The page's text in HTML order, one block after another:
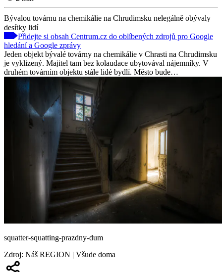
Bývalou továrnu na chemikálie na Chrudimsku nelegálně obývaly
desítky lidí
Přidejte si obsah Centrum.cz do oblíbených zdrojů pro Google
hledání a Google zprávy
Jeden objekt bývalé továrny na chemikálie v Chrasti na Chrudimsku
je vyklizený. Majitel tam bez kolaudace ubytovával nájemníky. V
druhém továrním objektu stále lidé bydlí. Město bude…
squatter-squatting-prazdny-dum
Zdroj: Náš REGION | Všude doma